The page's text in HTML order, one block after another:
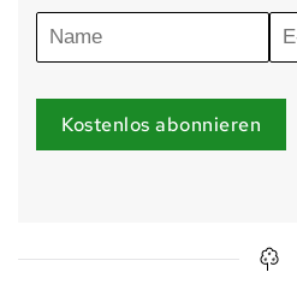
Kostenlos abonnieren